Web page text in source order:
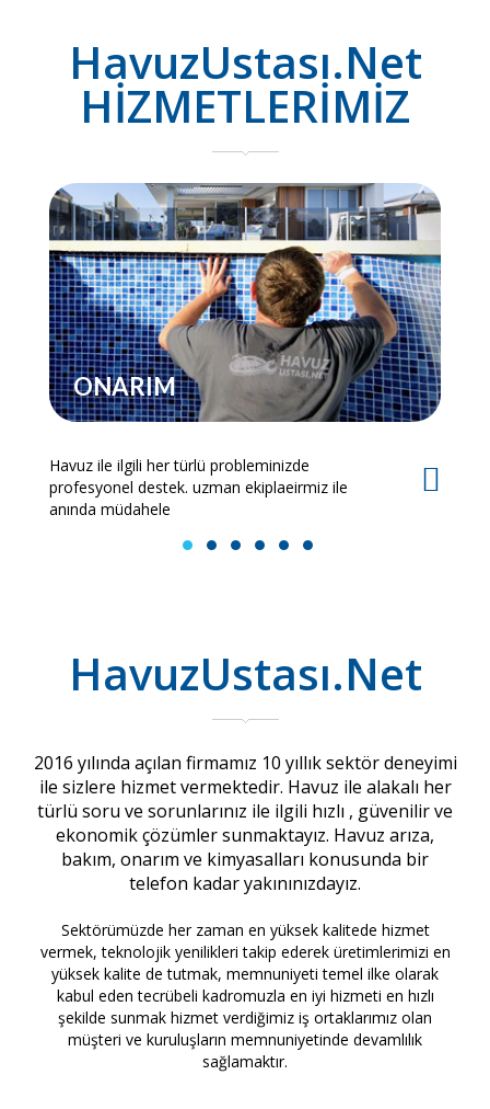
HavuzUstası.Net
HİZMETLERİMİZ
ONARIM
Havuz ile ilgili her türlü probleminizde
profesyonel destek. uzman ekiplaeirmiz ile
anında müdahele
1 2 3 4 5 6
HavuzUstası.Net
2016 yılında açılan firmamız 10 yıllık sektör deneyimi
ile sizlere hizmet vermektedir. Havuz ile alakalı her
türlü soru ve sorunlarınız ile ilgili hızlı , güvenilir ve
ekonomik çözümler sunmaktayız. Havuz arıza,
bakım, onarım ve kimyasalları konusunda bir
telefon kadar yakınınızdayız.
Sektörümüzde her zaman en yüksek kalitede hizmet
vermek, teknolojik yenilikleri takip ederek üretimlerimizi en
yüksek kalite de tutmak, memnuniyeti temel ilke olarak
kabul eden tecrübeli kadromuzla en iyi hizmeti en hızlı
şekilde sunmak hizmet verdiğimiz iş ortaklarımız olan
müşteri ve kuruluşların memnuniyetinde devamlılık
sağlamaktır.